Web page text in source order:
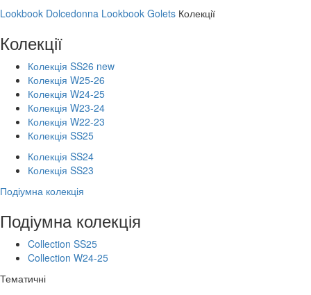
Lookbook Dolcedonna Lookbook Golets Колекції
Колекції
Колекція SS26 new
Колекція W25-26
Колекція W24-25
Колекція W23-24
Колекція W22-23
Колекція SS25
Колекція SS24
Колекція SS23
Подіумна колекція
Подіумна колекція
Collection SS25
Collection W24-25
Тематичні